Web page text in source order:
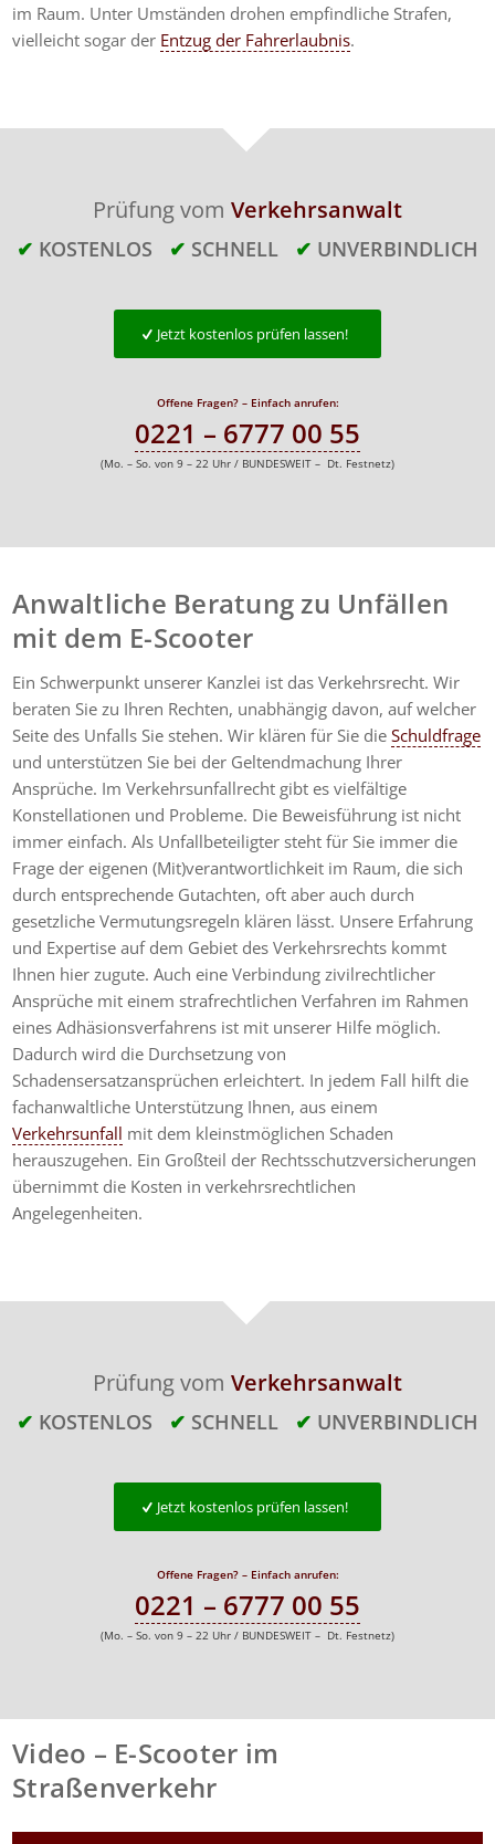
im Raum. Unter Umständen drohen empfindliche Strafen,
vielleicht sogar der Entzug der Fahrerlaubnis.
Prüfung vom Verkehrsanwalt
✔ KOSTENLOS ✔ SCHNELL ✔ UNVERBINDLICH
Jetzt kostenlos prüfen lassen!
Offene Fragen? – Einfach anrufen:
0221 – 6777 00 55
(Mo. – So. von 9 – 22 Uhr / BUNDESWEIT – Dt. Festnetz)
Anwaltliche Beratung zu Unfällen
mit dem E-Scooter
Ein Schwerpunkt unserer Kanzlei ist das Verkehrsrecht. Wir
beraten Sie zu Ihren Rechten, unabhängig davon, auf welcher
Seite des Unfalls Sie stehen. Wir klären für Sie dieSchuldfrage
und unterstützen Sie bei der Geltendmachung Ihrer
Ansprüche. Im Verkehrsunfallrecht gibt es vielfältige
Konstellationen und Probleme. Die Beweisführung ist nicht
immer einfach. Als Unfallbeteiligter steht für Sie immer die
Frage der eigenen (Mit)verantwortlichkeit im Raum, die sich
durch entsprechende Gutachten, oft aber auch durch
gesetzliche Vermutungsregeln klären lässt. Unsere Erfahrung
und Expertise auf dem Gebiet des Verkehrsrechts kommt
Ihnen hier zugute. Auch eine Verbindung zivilrechtlicher
Ansprüche mit einem strafrechtlichen Verfahren im Rahmen
eines Adhäsionsverfahrens ist mit unserer Hilfe möglich.
Dadurch wird die Durchsetzung von
Schadensersatzansprüchen erleichtert. In jedem Fall hilft die
fachanwaltliche Unterstützung Ihnen, aus einem
Verkehrsunfall mit dem kleinstmöglichen Schaden
herauszugehen. Ein Großteil der Rechtsschutzversicherungen
übernimmt die Kosten in verkehrsrechtlichen
Angelegenheiten.
Prüfung vom Verkehrsanwalt
✔ KOSTENLOS ✔ SCHNELL ✔ UNVERBINDLICH
Jetzt kostenlos prüfen lassen!
Offene Fragen? – Einfach anrufen:
0221 – 6777 00 55
(Mo. – So. von 9 – 22 Uhr / BUNDESWEIT – Dt. Festnetz)
Video – E-Scooter im
Straßenverkehr